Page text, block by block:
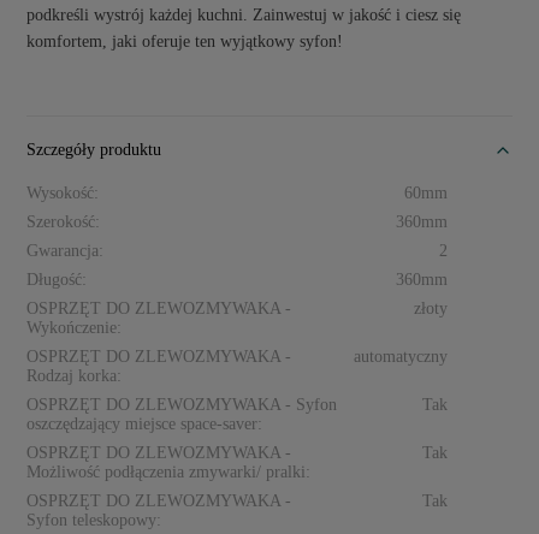
podkreśli wystrój każdej kuchni. Zainwestuj w jakość i ciesz się
komfortem, jaki oferuje ten wyjątkowy syfon!
Szczegóły produktu
Wysokość:
60mm
Szerokość:
360mm
Gwarancja:
2
Długość:
360mm
OSPRZĘT DO ZLEWOZMYWAKA -
Wykończenie:
złoty
OSPRZĘT DO ZLEWOZMYWAKA -
Rodzaj korka:
automatyczny
OSPRZĘT DO ZLEWOZMYWAKA - Syfon
oszczędzający miejsce space-saver:
Tak
OSPRZĘT DO ZLEWOZMYWAKA -
Możliwość podłączenia zmywarki/ pralki:
Tak
OSPRZĘT DO ZLEWOZMYWAKA -
Syfon teleskopowy:
Tak